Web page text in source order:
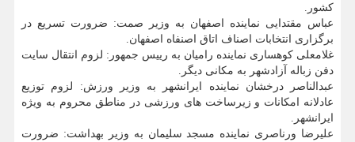
کشور.
عباس مقتدایی نماینده اصفهان به وزیر صمت: ضرورت تسریع در
برگزاری انتخابات اصناف اتاق اصنفاه اصفهان.
غلامعلی کوهساری نماینده رامیان به رییس جمهور: لزوم انتقال سایت
دفن زباله آزادشهر به مکانی دیگر.
عبدالناصر درخشان نماینده ایرانشهر به وزیر ورزش: لزوم توزیع
عادلانه امکانات و زیرساخت های ورزشی در مناطق محروم به ویژه
ایرانشهر.
علیرضا ورناصری نماینده مسجد سلیمان به وزیر بهداشت: ضرورت